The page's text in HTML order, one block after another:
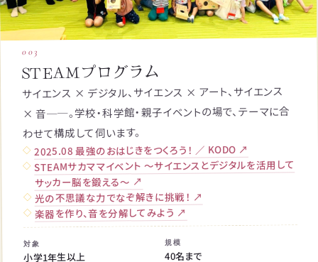
003
STEAMプログラム
サイエンス × デジタル、サイエンス × アート、サイエンス
× 音──。学校・科学館・親子イベントの場で、テーマに合
わせて構成して伺います。
2025.08 最強のおはじきをつくろう！ ／ KODO ↗
STEAMサカママイベント 〜サイエンスとデジタルを活用して
サッカー脳を鍛える〜 ↗
光の不思議な力でなぞ解きに挑戦！ ↗
楽器を作り、音を分解してみよう ↗
対象
小学1年生以上
規模
40名まで